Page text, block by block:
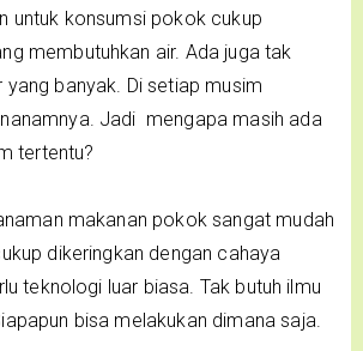
untuk konsumsi pokok cukup
membutuhkan air. Ada juga tak
yang banyak. Di setiap musim
Jadi mengapa masih ada
tertentu?
makanan pokok sangat mudah
dikeringkan dengan cahaya
teknologi luar biasa. Tak butuh ilmu
bisa melakukan dimana saja.